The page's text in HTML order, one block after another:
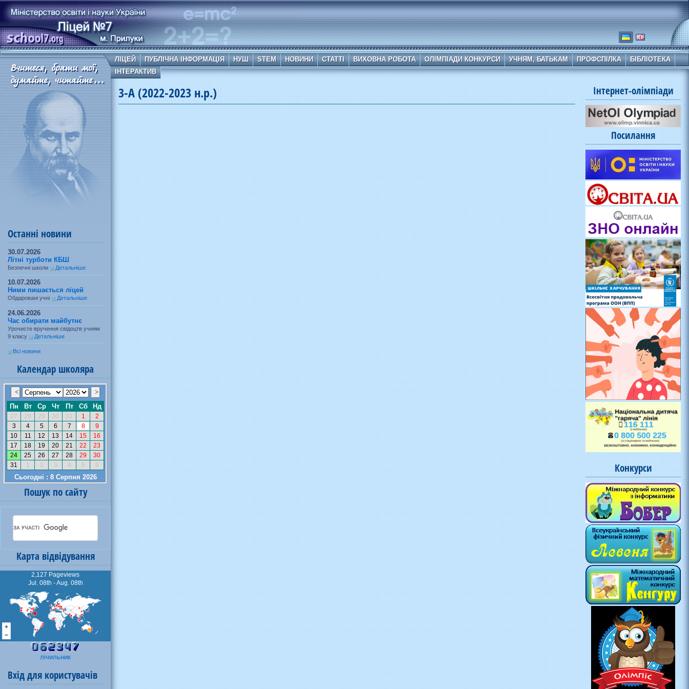
Останні новини
30.07.2026
Літні турботи КБШ
Безпечні школи Детальніше
10.07.2026
Ними пишається ліцей
Обдаровані учні Детальніше
24.06.2026
Час обирати майбутнє
Урочисте вручення свідоцтв учням
9 класу
Детальніше
Всі новини
Календар школяра
Пошук по сайту
Карта відвідування
2,127 Pageviews
Jul. 08th - Aug. 08th
лічильник
Вхід для користувачів
ЛІЦЕЙ ПУБЛІЧНА ІНФОРМАЦІЯ НУШ STEM НОВИНИ СТАТТІ ВИХОВНА РОБОТА ОЛІМПІАДИ КОНКУРСИ УЧНЯМ, БАТЬКАМ ПРОФСПІЛКА
БІБЛІОТЕКА
ІНТЕРАКТИВ
3-А (2022-2023 н.р.) Інтернет-олімпіади
Посилання
Конкурси